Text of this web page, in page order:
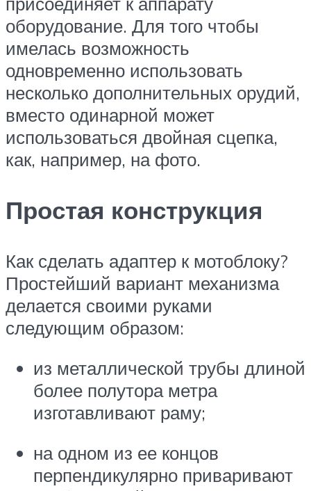
оборудование. Для того чтобы
имелась возможность
одновременно использовать
несколько дополнительных орудий,
вместо одинарной может
использоваться двойная сцепка,
как, например, на фото.
Простая конструкция
Как сделать адаптер к мотоблоку?
Простейший вариант механизма
делается своими руками
следующим образом:
из металлической трубы длиной
более полутора метра
изготавливают раму;
на одном из ее концов
перпендикулярно приваривают